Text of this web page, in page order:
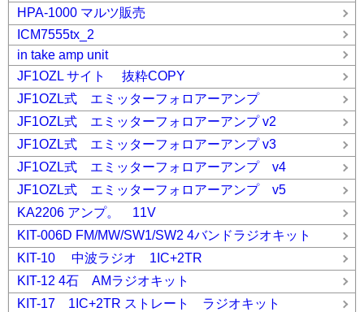
HPA-1000 マルツ販売
ICM7555tx_2
in take amp unit
JF1OZL サイト 抜粋COPY
JF1OZL式 エミッターフォロアーアンプ
JF1OZL式 エミッターフォロアーアンプ v2
JF1OZL式 エミッターフォロアーアンプ v3
JF1OZL式 エミッターフォロアーアンプ v4
JF1OZL式 エミッターフォロアーアンプ v5
KA2206 アンプ。 11V
KIT-006D FM/MW/SW1/SW2 4バンドラジオキット
KIT-10 中波ラジオ 1IC+2TR
KIT-12 4石 AMラジオキット
KIT-17 1IC+2TR ストレート ラジオキット